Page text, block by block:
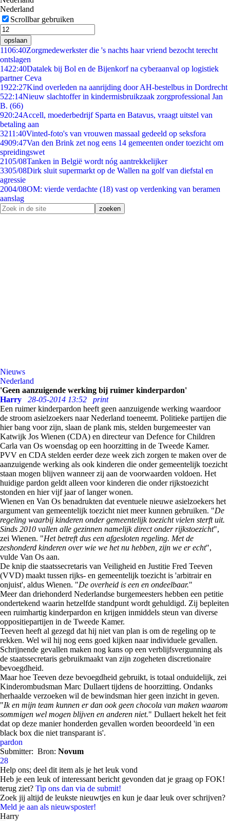
Nederland
Scrollbar gebruiken
opslaan
1106:40Zorgmedewerkster die 's nachts haar vriend bezocht terecht
ontslagen
1422:40Datalek bij Bol en de Bijenkorf na cyberaanval op logistiek
partner Ceva
1922:27Kind overleden na aanrijding door AH-bestelbus in Dordrecht
522:14Nieuw slachtoffer in kindermisbruikzaak zorgprofessional Jan
B. (66)
920:24Accell, moederbedrijf Sparta en Batavus, vraagt uitstel van
betaling aan
3211:40Vinted-foto's van vrouwen massaal gedeeld op seksfora
4909:47Van den Brink zet nog eens 14 gemeenten onder toezicht om
spreidingswet
2105/08Tanken in België wordt nóg aantrekkelijker
3305/08Dirk sluit supermarkt op de Wallen na golf van diefstal en
agressie
2004/08OM: vierde verdachte (18) vast op verdenking van beramen
aanslag
Nieuws
Nederland
'Geen aanzuigende werking bij ruimer kinderpardon'
Harry
28-05-2014 13:52
print
Een ruimer kinderpardon heeft geen aanzuigende werking waardoor
de stroom asielzoekers naar Nederland toeneemt. Politieke partijen die
hier bang voor zijn, slaan de plank mis, stelden burgemeester van
Katwijk Jos Wienen (CDA) en directeur van Defence for Children
Carla van Os woensdag op een hoorzitting in de Tweede Kamer.
PVV en CDA stelden eerder deze week zich zorgen te maken over de
aanzuigende werking als ook kinderen die onder gemeentelijk toezicht
staan mogen blijven wanneer zij aan de voorwaarden voldoen. Het
huidige pardon geldt alleen voor kinderen die onder rijkstoezicht
stonden en hier vijf jaar of langer wonen.
Wienen en Van Os benadrukten dat eventuele nieuwe asielzoekers het
argument van gemeentelijk toezicht niet meer kunnen gebruiken. "De
regeling waarbij kinderen onder gemeentelijk toezicht vielen sterft uit.
Sinds 2010 vallen alle gezinnen namelijk direct onder rijkstoezicht",
zei Wienen. "Het betreft dus een afgesloten regeling. Met de
zeshonderd kinderen over wie we het nu hebben, zijn we er echt",
vulde Van Os aan.
De knip die staatssecretaris van Veiligheid en Justitie Fred Teeven
(VVD) maakt tussen rijks- en gemeentelijk toezicht is 'arbitrair en
onjuist', aldus Wienen. "De overheid is een en ondeelbaar."
Meer dan driehonderd Nederlandse burgemeesters hebben een petitie
ondertekend waarin hetzelfde standpunt wordt gehuldigd. Zij bepleiten
een ruimhartig kinderpardon en krijgen inmiddels steun van diverse
oppositiepartijen in de Tweede Kamer.
Teeven heeft al gezegd dat hij niet van plan is om de regeling op te
rekken. Wel wil hij nog eens goed kijken naar individuele gevallen.
Schrijnende gevallen maken nog kans op een verblijfsvergunning als
de staatssecretaris gebruikmaakt van zijn zogeheten discretionaire
bevoegdheid.
Maar hoe Teeven deze bevoegdheid gebruikt, is totaal onduidelijk, zei
Kinderombudsman Marc Dullaert tijdens de hoorzitting. Ondanks
herhaalde verzoeken wil de bewindsman hier geen inzicht in geven.
"Ik en mijn team kunnen er dan ook geen chocola van maken waarom
sommigen wel mogen blijven en anderen niet." Dullaert hekelt het feit
dat op deze manier honderden gevallen worden beoordeeld 'in een
black box die niet transparant is'.
pardon
Submitter: Bron: Novum
28
Help ons; deel dit item als je het leuk vond
Heb je een leuk of interessant bericht gevonden dat je graag op FOK!
terug ziet? Tip ons dan via de submit!
Zoek jij altijd de leukste nieuwtjes en kun je daar leuk over schrijven?
Meld je aan als nieuwsposter!
Harry